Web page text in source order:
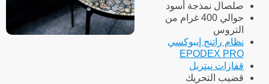
صلصال نمذجة أسود
حوالي 400 غرام من
التروس
نظام راتنج إيبوكسي
EPODEX PRO
قفازات نيتريل
قضيب التحريك